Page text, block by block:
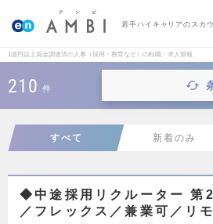
若手ハイキャリアのスカ
1億円以上資金調達済の人事（採用・教育など）の転職・求人情報
210 件
すべて 新着のみ
◆中途採用リクルーター 第
／フレックス／兼業可／リ